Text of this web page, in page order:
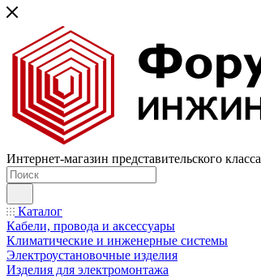
Интернет-магазин представительского класса
Каталог
Кабели, провода и аксессуары
Климатические и инженерные системы
Электроустановочные изделия
Изделия для электромонтажа